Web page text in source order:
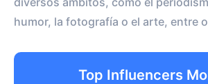
humor, la fotografía o el arte, entre
Top Influencers